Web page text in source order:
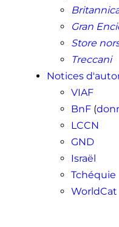
Gran
Store
Treccani
Notices
VIAF
BnF(
LCCN
GND
Israël
Tchéquie
WorldCat